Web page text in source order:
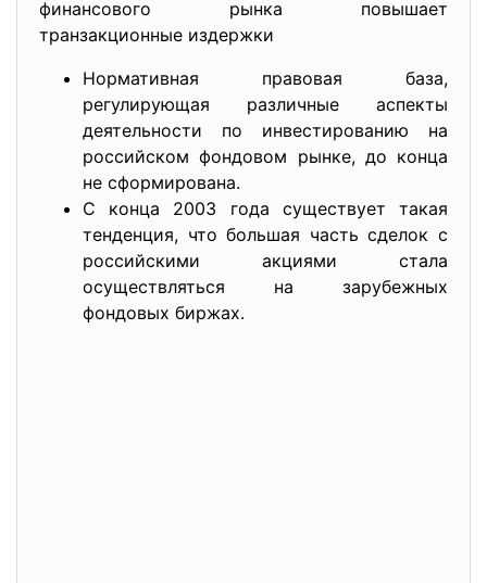
финансового рынка повышает
транзакционные издержки
Нормативная правовая база,
регулирующая различные аспекты
деятельности по инвестированию на
российском фондовом рынке, до конца
не сформирована.
С конца 2003 года существует такая
тенденция, что большая часть сделок с
российскими акциями стала
осуществляться на зарубежных
фондовых биржах.